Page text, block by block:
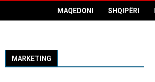
MAQEDONI SHQIPËRI
MARKETING